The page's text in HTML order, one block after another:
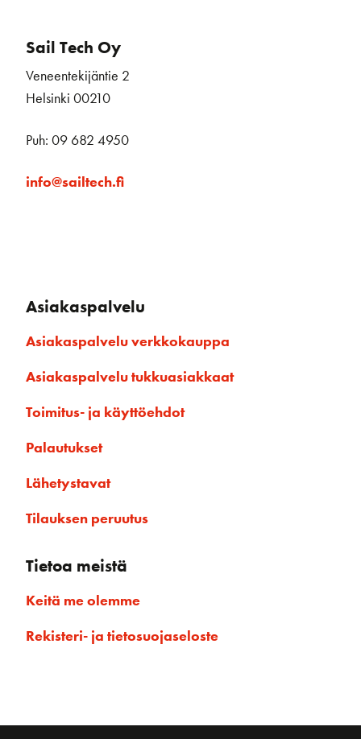
Sail Tech Oy
Veneentekijäntie 2
Helsinki 00210
Puh: 09 682 4950
info@sailtech.fi
Asiakaspalvelu
Asiakaspalvelu verkkokauppa
Asiakaspalvelu tukkuasiakkaat
Toimitus- ja käyttöehdot
Palautukset
Lähetystavat
Tilauksen peruutus
Tietoa meistä
Keitä me olemme
Rekisteri- ja tietosuojaseloste